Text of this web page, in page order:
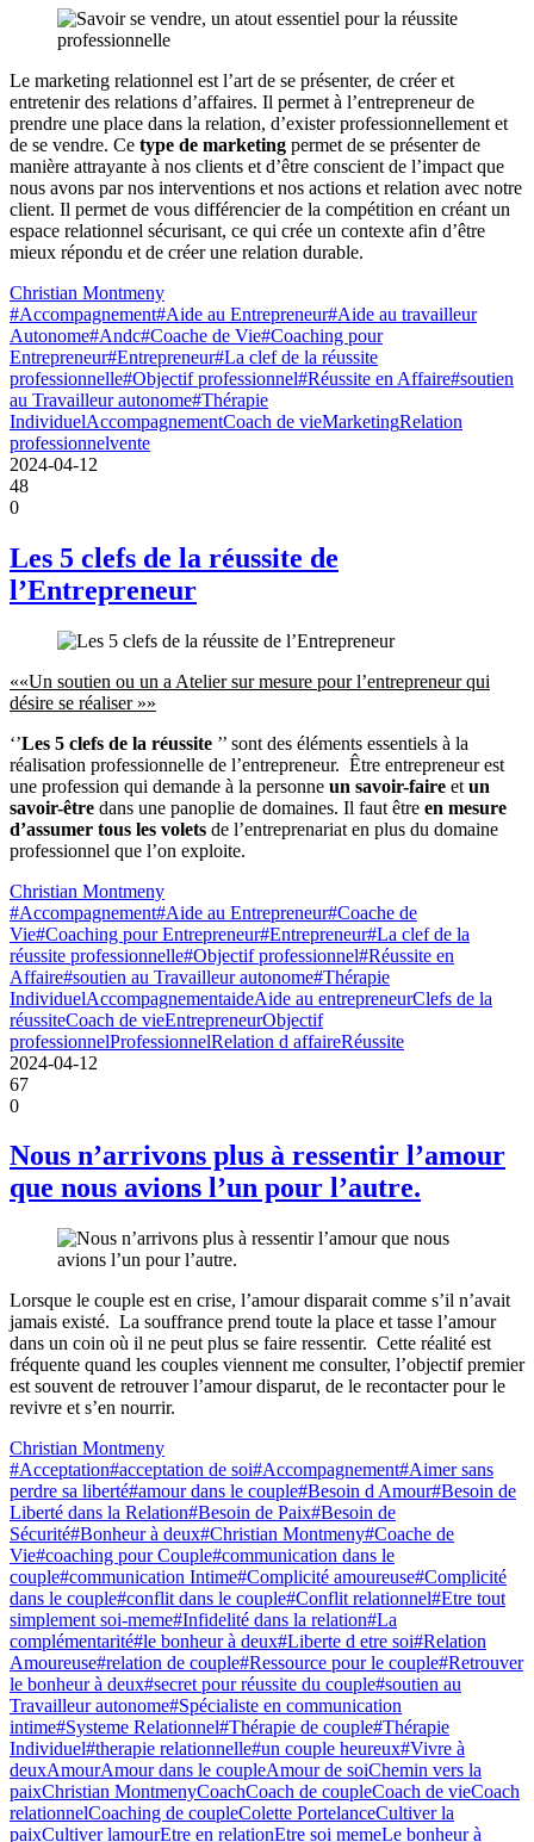
Le marketing relationnel est l’art de se présenter, de créer et
entretenir des relations d’affaires. Il permet à l’entrepreneur de
prendre une place dans la relation, d’exister professionnellement et
de se vendre. Ce type de marketing permet de se présenter de
manière attrayante à nos clients et d’être conscient de l’impact que
nous avons par nos interventions et nos actions et relation avec notre
client. Il permet de vous différencier de la compétition en créant un
espace relationnel sécurisant, ce qui crée un contexte afin d’être
mieux répondu et de créer une relation durable.
Christian Montmeny
#Accompagnement#Aide au Entrepreneur#Aide au travailleur
Autonome#Andc#Coache de Vie#Coaching pour
Entrepreneur#Entrepreneur#La clef de la réussite
professionnelle#Objectif professionnel#Réussite en Affaire#soutien
au Travailleur autonome#Thérapie
IndividuelAccompagnementCoach de vieMarketingRelation
professionnelvente
2024-04-12
48
0
Les 5 clefs de la réussite de
l’Entrepreneur
««Un soutien ou un a Atelier sur mesure pour l’entrepreneur qui
désire se réaliser »»
‘’Les 5 clefs de la réussite ’’ sont des éléments essentiels à la
réalisation professionnelle de l’entrepreneur. Être entrepreneur est
une profession qui demande à la personne un savoir-faire et un
savoir-être dans une panoplie de domaines. Il faut être en mesure
d’assumer tous les volets de l’entreprenariat en plus du domaine
professionnel que l’on exploite.
Christian Montmeny
#Accompagnement#Aide au Entrepreneur#Coache de
Vie#Coaching pour Entrepreneur#Entrepreneur#La clef de la
réussite professionnelle#Objectif professionnel#Réussite en
Affaire#soutien au Travailleur autonome#Thérapie
IndividuelAccompagnementaideAide au entrepreneurClefs de la
réussiteCoach de vieEntrepreneurObjectif
professionnelProfessionnelRelation d affaireRéussite
2024-04-12
67
0
Nous n’arrivons plus à ressentir l’amour
que nous avions l’un pour l’autre.
Lorsque le couple est en crise, l’amour disparait comme s’il n’avait
jamais existé. La souffrance prend toute la place et tasse l’amour
dans un coin où il ne peut plus se faire ressentir. Cette réalité est
fréquente quand les couples viennent me consulter, l’objectif premier
est souvent de retrouver l’amour disparut, de le recontacter pour le
revivre et s’en nourrir.
Christian Montmeny
#Acceptation#acceptation de soi#Accompagnement#Aimer sans
perdre sa liberté#amour dans le couple#Besoin d Amour#Besoin de
Liberté dans la Relation#Besoin de Paix#Besoin de
Sécurité#Bonheur à deux#Christian Montmeny#Coache de
Vie#coaching pour Couple#communication dans le
couple#communication Intime#Complicité amoureuse#Complicité
dans le couple#conflit dans le couple#Conflit relationnel#Etre tout
simplement soi-meme#Infidelité dans la relation#La
complémentarité#le bonheur à deux#Liberte d etre soi#Relation
Amoureuse#relation de couple#Ressource pour le couple#Retrouver
le bonheur à deux#secret pour réussite du couple#soutien au
Travailleur autonome#Spécialiste en communication
intime#Systeme Relationnel#Thérapie de couple#Thérapie
Individuel#therapie relationnelle#un couple heureux#Vivre à
deuxAmourAmour dans le coupleAmour de soiChemin vers la
paixChristian MontmenyCoachCoach de coupleCoach de vieCoach
relationnelCoaching de coupleColette PortelanceCultiver la
paixCultiver lamourEtre en relationEtre soi memeLe bonheur à